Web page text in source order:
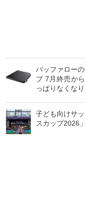
バッファロー
ブ 7月終売か
っぱりなくな
子ども向けサ
スカップ2026